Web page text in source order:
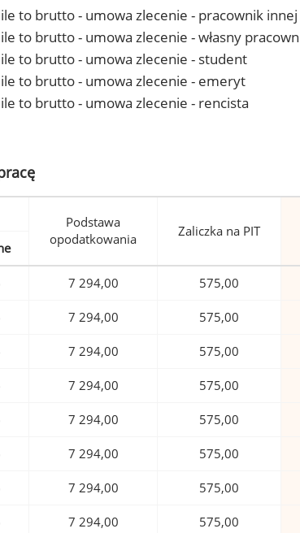
to brutto - umowa zlecenie - pracownik
to brutto - umowa zlecenie - własny
to brutto - umowa zlecenie - student
to brutto - umowa zlecenie - emeryt
to brutto - umowa zlecenie - rencista
Podstawa
opodatkowania
Zaliczka na PIT
7 294,00 575,00
7 294,00 575,00
7 294,00 575,00
7 294,00 575,00
7 294,00 575,00
7 294,00 575,00
7 294,00 575,00
7 294,00 575,00